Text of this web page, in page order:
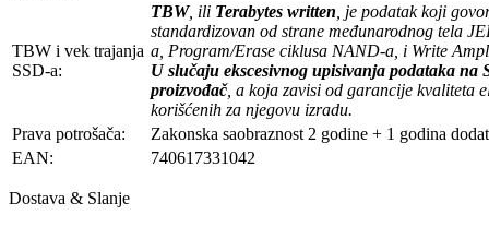
TBW i vek trajanja
SSD-a:
TBW, ili Terabytes written , je podatak koji
standardizovan od strane međunarodnog tela
a, Program/Erase ciklusa NAND-a, i Write
U slučaju ekscesivnog upisivanja podataka
proizvođač, a koja zavisi od garancije kvaliteta
korišćenih za njegovu izradu.
Prava potrošača:
Zakonska saobraznost 2 godine + 1 godina
EAN:
740617331042
Dostava & Slanje